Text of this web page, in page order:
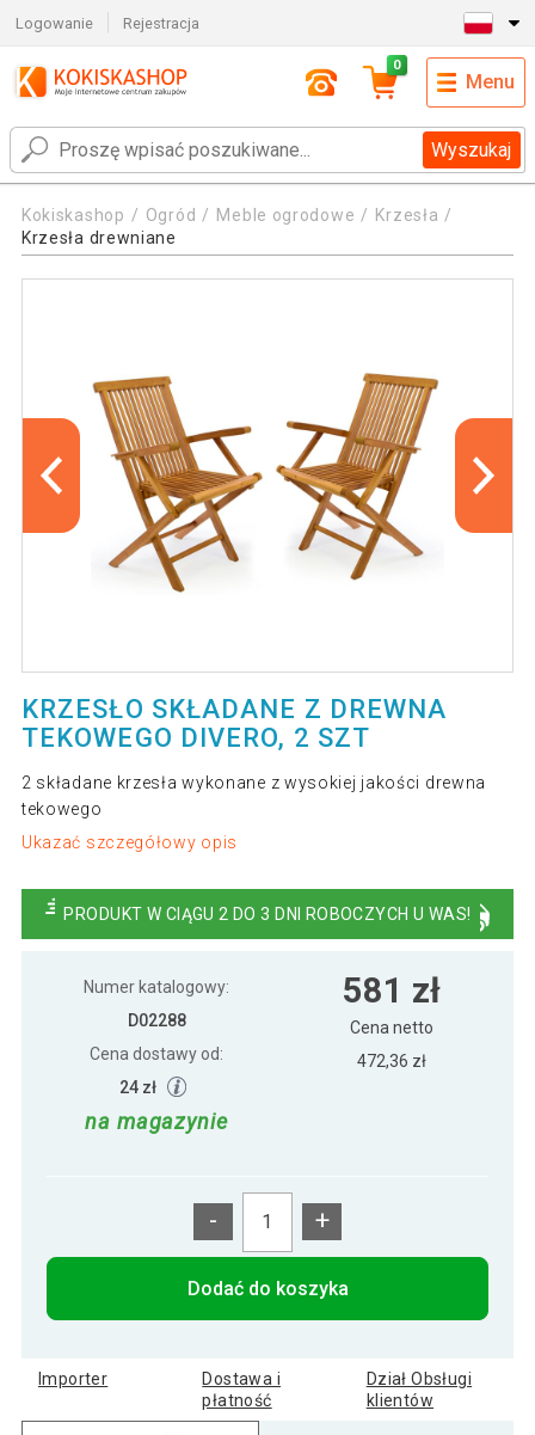
Logowanie Rejestracja
Wyszukaj
0
Menu
Kokiskashop Ogród Meble ogrodowe
Krzesła
Krzesła drewniane
KRZESŁO SKŁADANE Z DREWNA
TEKOWEGO DIVERO, 2 SZT
2 składane krzesła wykonane z wysokiej jakości drewna
tekowego
Ukazać szczegółowy opis
PRODUKT W CIĄGU 2 DO 3 DNI ROBOCZYCH U WAS!
Numer katalogowy:
D02288
Cena dostawy od:
24 zł
na magazynie
581 zł
Cena netto
472,36 zł
- +
Dodać do koszyka
Importer
Dostawa i
płatność
Dział Obsługi
klientów